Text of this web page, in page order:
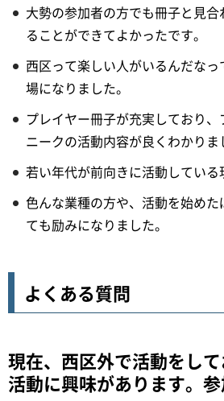
大勢の参加者の方でも冊子と見
ることができてよかったです。
西区って楽しい人がいるんだな
場になりました。
プレイヤー冊子が充実しており
ニークの活動内容が良くわかりま
若い年代が前向きに活動している
色んな業種の方や、活動を始めた
ても励みになりました。
よくある質問
現在、西区外で活動をし
活動に興味があります。参